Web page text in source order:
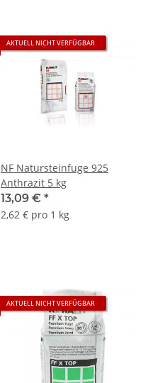
AKTUELL NICHT VERFÜGBAR
NF Natursteinfuge 925
Anthrazit 5 kg
13,09 € *
2,62 € pro 1 kg
AKTUELL NICHT VERFÜGBAR